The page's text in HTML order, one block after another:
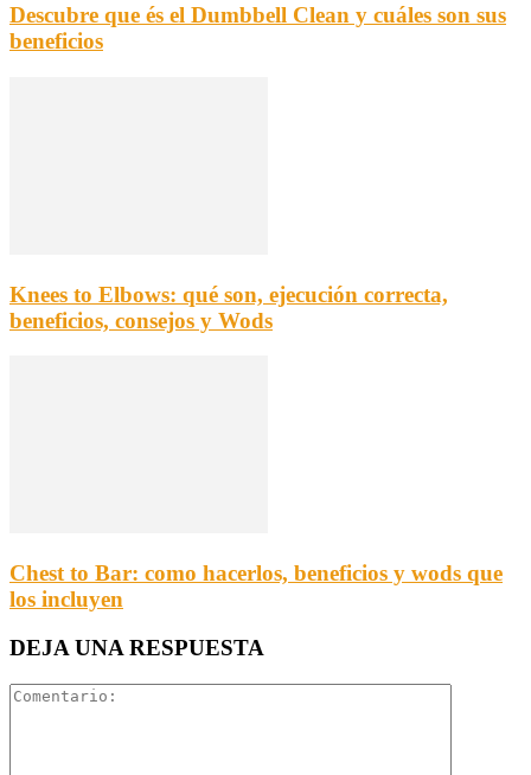
Descubre que és el Dumbbell Clean y cuáles son sus
beneficios
Knees to Elbows: qué son, ejecución correcta,
beneficios, consejos y Wods
Chest to Bar: como hacerlos, beneficios y wods que
los incluyen
DEJA UNA RESPUESTA